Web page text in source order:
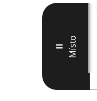
II Místo